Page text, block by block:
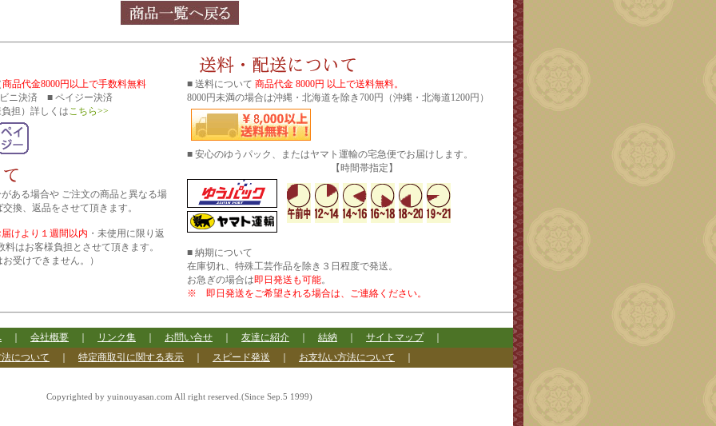
商品代金8000円以上で手数料無料
ビニ決済 ■ ペイジー決済
担）詳しくはこちら>>
ある場合や ご注文の商品と異なる場
換、返品をさせて頂きます。
けより１週間以内 ・未使用に限り返
はお客様負担とさせて頂きます。
受けできません。）
■ 送料について 商品代金 8000円 以上で送料無料。
8000円未満の場合は沖縄・北海道を除き700円（沖縄・北海道1200円）
■ 安心のゆうパック、またはヤマト運輸の宅急便でお届けします。
【時間帯指定】
■ 納期について
在庫切れ、特殊工芸作品を除き３日程度で発送。
お急ぎの場合は即日発送も可能。
※ 即日発送をご希望される場合は、ご連絡ください。
会社概要 リンク集 お問い合せ 友達に紹介 結納 サイトマップ｜
について
特定商取引に関する表示 スピード発送 お支払い方法について
Copyrighted by yuinouyasan.com All right reserved.(Since Sep.5 1999)